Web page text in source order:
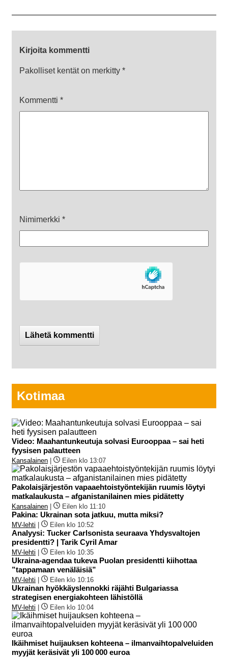
Kirjoita kommentti
Pakolliset kentät on merkitty *
Kommentti *
Nimimerkki *
Kotimaa
Video: Maahantunkeutuja solvasi Eurooppaa – sai heti
fyysisen palautteen
Kansalainen | Eilen klo 13:07
Pakolaisjärjestön vapaaehtoistyöntekijän ruumis löytyi
matkalaukusta – afganistanilainen mies pidätetty
Kansalainen | Eilen klo 11:10
Pakina: Ukrainan sota jatkuu, mutta miksi?
MV-lehti | Eilen klo 10:52
Analyysi: Tucker Carlsonista seuraava Yhdysvaltojen
presidentti? | Tarik Cyril Amar
MV-lehti | Eilen klo 10:35
Ukraina-agendaa tukeva Puolan presidentti kiihottaa
”tappamaan venäläisiä”
MV-lehti | Eilen klo 10:16
Ukrainan hyökkäyslennokki räjähti Bulgariassa
strategisen energiakohteen lähistöllä
MV-lehti | Eilen klo 10:04
Ikäihmiset huijauksen kohteena – ilmanvaihtopalveluiden
myyjät keräsivät yli 100 000 euroa